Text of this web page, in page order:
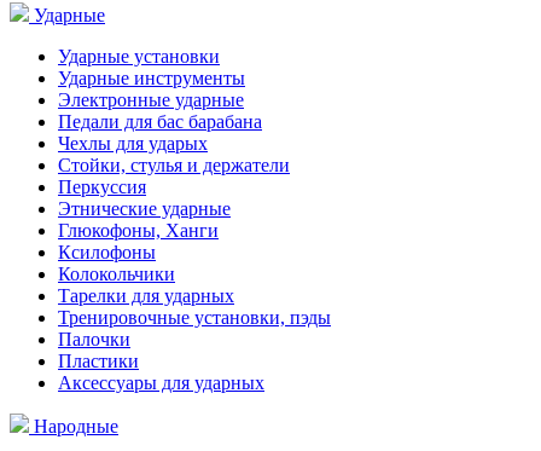
Ударные
Ударные установки
Ударные инструменты
Электронные ударные
Педали для бас барабана
Чехлы для ударых
Стойки, стулья и держатели
Перкуссия
Этнические ударные
Глюкофоны, Ханги
Ксилофоны
Колокольчики
Тарелки для ударных
Тренировочные установки, пэды
Палочки
Пластики
Аксессуары для ударных
Народные